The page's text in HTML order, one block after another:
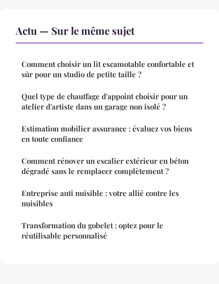
Actu — Sur le même sujet
Comment choisir un lit escamotable confortable et
sûr pour un studio de petite taille ?
Quel type de chauffage d'appoint choisir pour un
atelier d'artiste dans un garage non isolé ?
Estimation mobilier assurance : évaluez vos biens
en toute confiance
Comment rénover un escalier extérieur en béton
dégradé sans le remplacer complètement ?
Entreprise anti nuisible : votre allié contre les
nuisibles
Transformation du gobelet : optez pour le
réutilisable personnalisé